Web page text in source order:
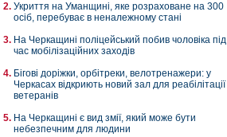
Укриття на Уманщині, яке розраховане на 300
осіб, перебуває в неналежному стані
На Черкащині поліцейський побив чоловіка під
час мобілізаційних заходів
Бігові доріжки, орбітреки, велотренажери: у
Черкасах відкриють новий зал для реабілітації
ветеранів
На Черкащині є вид змії, який може бути
небезпечним для людини